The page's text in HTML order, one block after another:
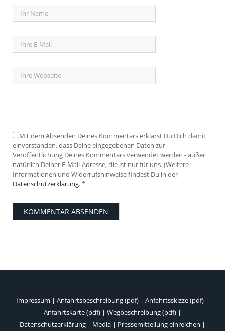
Mit dem Absenden Deines Kommentars erklärst Du Dich damit
einverstanden, dass Deine eingegebenen Daten zur
Veröffentlichung Deines Kommentars verwendet werden - außer
natürlich Deiner E-Mail-Adresse, die ist nur für uns. (Weitere
Informationen und Widerrufshinweise findest Du in der
Datenschutzerklärung.*
Impressum | Anfahrtsbeschreibung (pdf) | Anfahrtsskizze (pdf) |
Anfahrtskarte (pdf) | Wegbeschreibung (pdf) |
Datenschutzerklärung | Media | Pressemitteilung einreichen |